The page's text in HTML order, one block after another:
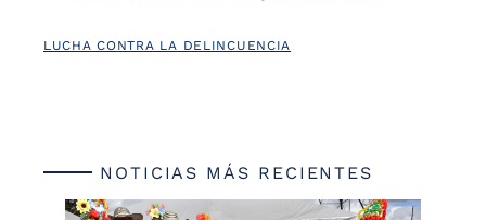
LUCHA CONTRA LA DELINCUENCIA
NOTICIAS MÁS RECIENTES